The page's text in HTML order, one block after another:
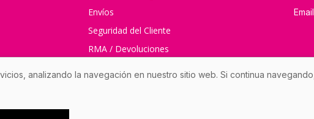
Envíos
Seguridad del Cliente
RMA / Devoluciones
Email
analizando la navegación en nuestro sitio web. Si continua navegando,